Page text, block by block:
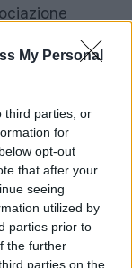
My Personal
third parties, or
for
opt-out
that after your
seeing
utilized by
parties prior to
the further
parties on the
– e
tra Nettuno
Roma, con la
e inasprito
comminate in
confronti di